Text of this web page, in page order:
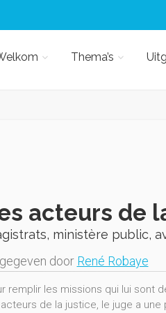
Thema’s
acteurs de
ministère public,
door René Robaye
remplir les missions qui lui sont
de la justice, le juge a